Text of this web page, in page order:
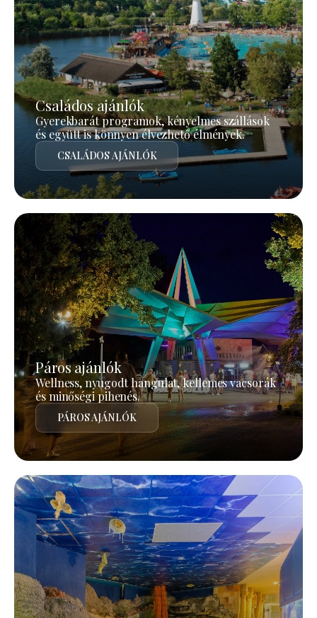
Családos ajánlók
Gyerekbarát programok, kényelmes szállások
és együtt is könnyen élvezhető élmények.
CSALÁDOS AJÁNLÓK
Páros ajánlók
Wellness, nyugodt hangulat, kellemes vacsorák
és minőségi pihenés.
PÁROS AJÁNLÓK